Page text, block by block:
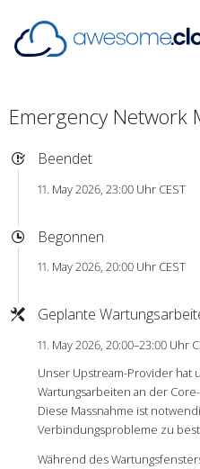
Emergency Network
Beendet
11. May 2026, 23:00 Uhr CEST
Begonnen
11. May 2026, 20:00 Uhr CEST
Geplante
11. May 2026, 20:00–23:00 Uhr
Unser Upstream-Provider hat
Wartungsarbeiten an der
Diese Massnahme ist
Verbindungsprobleme zu
Während des